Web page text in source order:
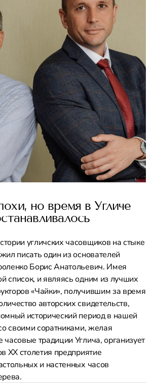
но время в Угличе
угличских часовщиков на стыке
писать один из основателей
Борис Анатольевич. Имея
список, и являясь одним из лучших
«Чайки», получившим за время
авторских свидетельств,
исторический период в нашей
своими соратниками, желая
часовые традиции Углича, организует
ХХ столетия предприятие
и настенных часов